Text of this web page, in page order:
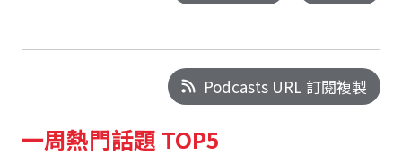
Podcasts URL 訂閱複製
一周熱門話題 TOP5